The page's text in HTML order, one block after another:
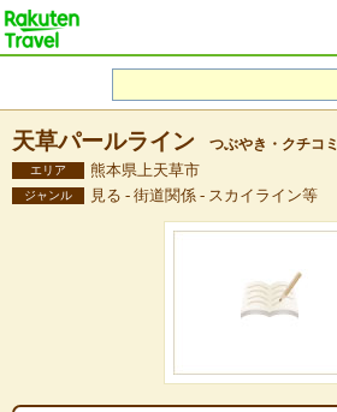
天草パールライン つぶやき・クチコミ
エリア 熊本県上天草市
ジャンル 見る - 街道関係 - スカイライン等